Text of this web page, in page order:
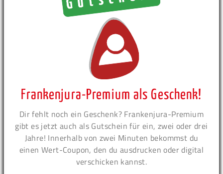
Frankenjura-Premium als Geschenk!
Dir fehlt noch ein Geschenk? Frankenjura-Premium
gibt es jetzt auch als Gutschein für ein, zwei oder drei
Jahre! Innerhalb von zwei Minuten bekommst du
einen Wert-Coupon, den du ausdrucken oder digital
verschicken kannst.